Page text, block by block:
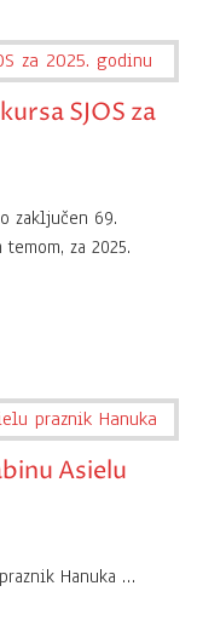
SJOS za
zaključen 69.
za 2025.
Asielu
Hanuka …